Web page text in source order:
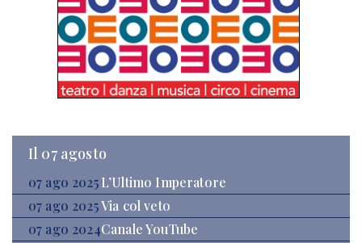
Il 07 agosto
07 ago 2025 L’Ultimo Imperatore
07 ago 2025Via col veto
07 ago 2024Canale YouTube